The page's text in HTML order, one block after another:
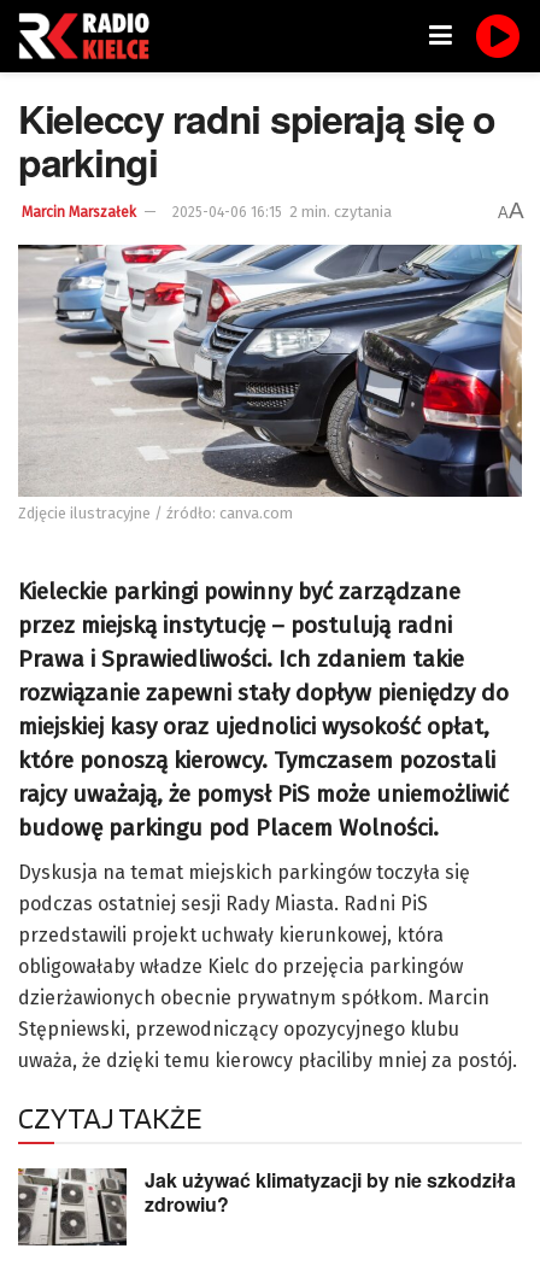
Kieleccy radni spierają się o
parkingi
Marcin Marszałek 2025-04-06 16:15 2 min. czytania AA
Zdjęcie ilustracyjne / źródło: canva.com
Kieleckie parkingi powinny być zarządzane
przez miejską instytucję – postulują radni
Prawa i Sprawiedliwości. Ich zdaniem takie
rozwiązanie zapewni stały dopływ pieniędzy do
miejskiej kasy oraz ujednolici wysokość opłat,
które ponoszą kierowcy. Tymczasem pozostali
rajcy uważają, że pomysł PiS może uniemożliwić
budowę parkingu pod Placem Wolności.
Dyskusja na temat miejskich parkingów toczyła się
podczas ostatniej sesji Rady Miasta. Radni PiS
przedstawili projekt uchwały kierunkowej, która
obligowałaby władze Kielc do przejęcia parkingów
dzierżawionych obecnie prywatnym spółkom. Marcin
Stępniewski, przewodniczący opozycyjnego klubu
uważa, że dzięki temu kierowcy płaciliby mniej za postój.
CZYTAJ TAKŻE
Jak używać klimatyzacji by nie szkodziła
zdrowiu?